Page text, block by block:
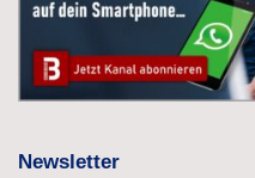
Newsletter